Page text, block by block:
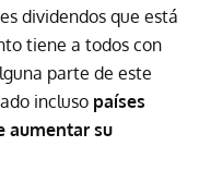
dividendos que está
tiene a todos con
parte de este
incluso países
aumentar su